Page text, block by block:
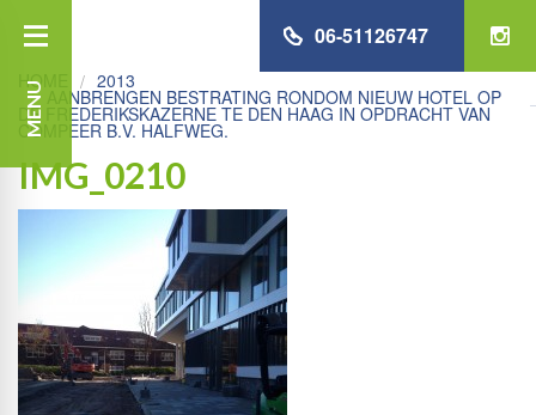
MENU
06-51126747
HOME 2013
AANBRENGEN BESTRATING RONDOM NIEUW HOTEL OP
DE FREDERIKSKAZERNE TE DEN HAAG IN OPDRACHT VAN
COMPEER B.V. HALFWEG.
IMG_0210